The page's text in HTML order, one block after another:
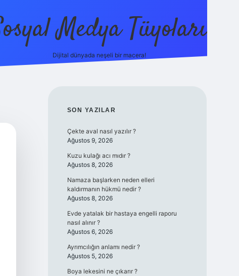
Medya Tüyoları
Dijital dünyada neşeli bir macera!
SIDEBAR
SON YAZILAR
Çekte aval nasıl yazılır ?
Ağustos 9, 2026
Kuzu kulağı acı mıdır ?
Ağustos 8, 2026
Namaza başlarken neden elleri
kaldırmanın hükmü nedir ?
Ağustos 8, 2026
Evde yatalak bir hastaya engelli raporu
nasıl alınır ?
Ağustos 6, 2026
Ayrımcılığın anlamı nedir ?
Ağustos 5, 2026
Boya lekesini ne çıkarır ?